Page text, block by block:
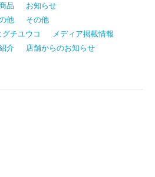
品
お知らせ
他
その他
グチユウコ
メディア掲載情報
介
店舗からのお知らせ